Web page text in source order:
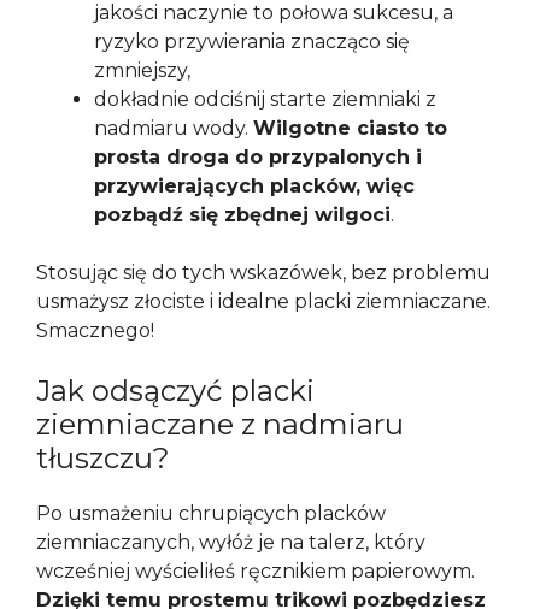
jakości naczynie to połowa sukcesu, a
ryzyko przywierania znacząco się
zmniejszy,
dokładnie odciśnij starte ziemniaki z
nadmiaru wody. Wilgotne ciasto to
prosta droga do przypalonych i
przywierających placków, więc
pozbądź się zbędnej wilgoci.
Stosując się do tych wskazówek, bez problemu
usmażysz złociste i idealne placki ziemniaczane.
Smacznego!
Jak odsączyć placki
ziemniaczane z nadmiaru
tłuszczu?
Po usmażeniu chrupiących placków
ziemniaczanych, wyłóż je na talerz, który
wcześniej wyścieliłeś ręcznikiem papierowym.
Dzięki temu prostemu trikowi pozbędziesz